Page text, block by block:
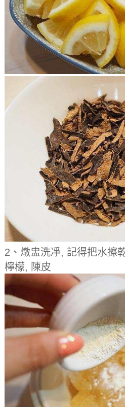
2、燉盅洗凈, 記得把水擦
檸檬, 陳皮